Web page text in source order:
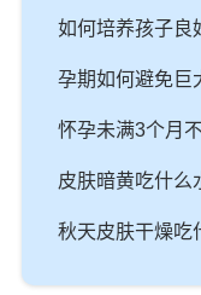
如何培养孩子良
孕期如何避免巨
怀孕未满3个月
皮肤暗黄吃什么
秋天皮肤干燥吃